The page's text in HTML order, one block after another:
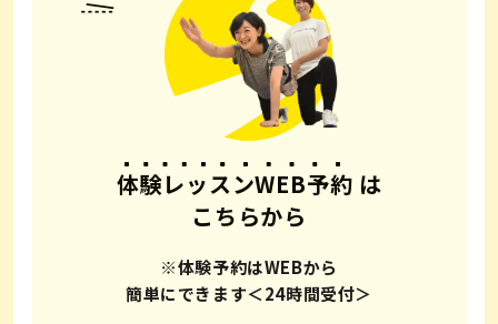
体験レッスンWEB予約 は
こちらから
※体験予約はWEBから
簡単にできます＜24時間受付＞